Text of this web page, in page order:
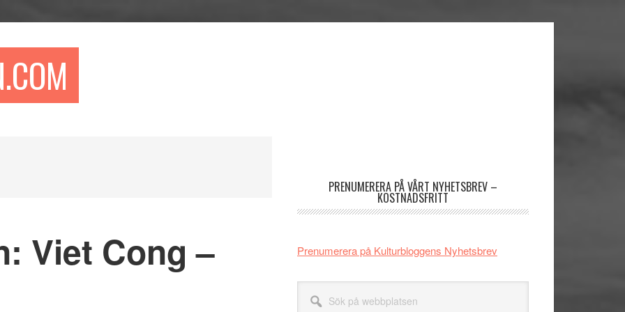
Viet Cong –
PRENUMERERA PÅ VÅRT NYHETSBREV –
KOSTNADSFRITT
Prenumerera på Kulturbloggens Nyhetsbrev